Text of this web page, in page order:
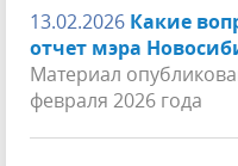
13.02.2026 Какие
отчет мэра
Материал
февраля 2026 года